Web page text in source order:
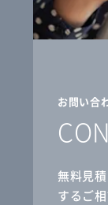
お問い合
無料見
するご相